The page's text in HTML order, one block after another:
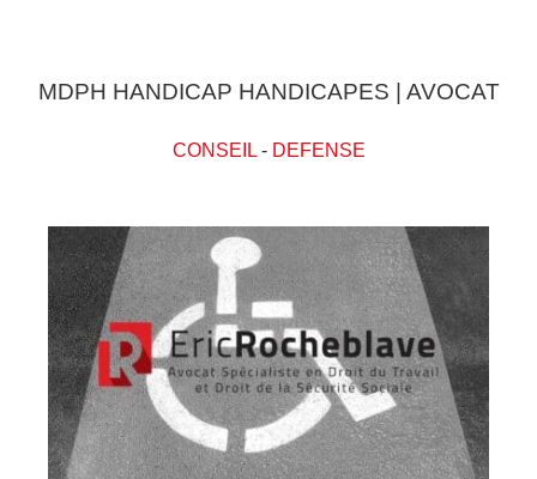
MDPH HANDICAP HANDICAPES | AVOCAT
CONSEIL- DEFENSE